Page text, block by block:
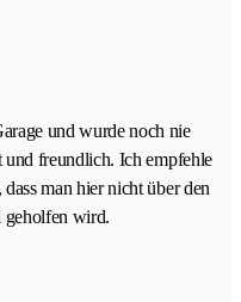
und wurde noch nie
und freundlich. Ich empfehle
man hier nicht über den
geholfen wird.